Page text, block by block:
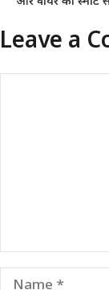
Leave a
Name